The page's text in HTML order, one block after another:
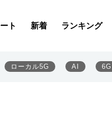
ト 新着 ランキング
ローカル5G AI 6G